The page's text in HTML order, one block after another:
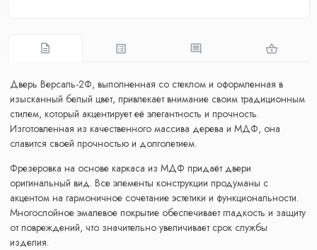
Дверь Версаль-2Ф, выполненная со стеклом и оформленная в
изысканный белый цвет, привлекает внимание своим традиционным
стилем, который акцентирует её элегантность и прочность.
Изготовленная из качественного массива дерева и МДФ, она
славится своей прочностью и долголетием.
Фрезеровка на основе каркаса из МДФ придаёт двери
оригинальный вид. Все элементы конструкции продуманы с
акцентом на гармоничное сочетание эстетики и функциональности.
Многослойное эмалевое покрытие обеспечивает гладкость и защиту
от повреждений, что значительно увеличивает срок службы
изделия.